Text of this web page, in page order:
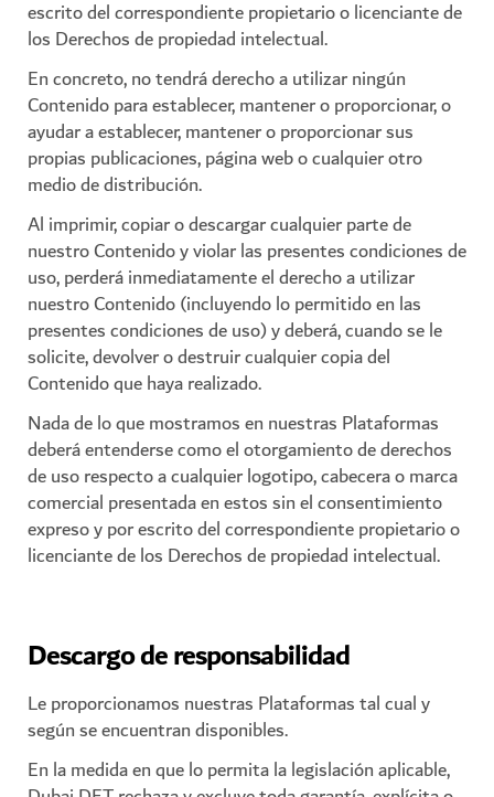
escrito del correspondiente propietario o licenciante de
los Derechos de propiedad intelectual.
En concreto, no tendrá derecho a utilizar ningún
Contenido para establecer, mantener o proporcionar, o
ayudar a establecer, mantener o proporcionar sus
propias publicaciones, página web o cualquier otro
medio de distribución.
Al imprimir, copiar o descargar cualquier parte de
nuestro Contenido y violar las presentes condiciones de
uso, perderá inmediatamente el derecho a utilizar
nuestro Contenido (incluyendo lo permitido en las
presentes condiciones de uso) y deberá, cuando se le
solicite, devolver o destruir cualquier copia del
Contenido que haya realizado.
Nada de lo que mostramos en nuestras Plataformas
deberá entenderse como el otorgamiento de derechos
de uso respecto a cualquier logotipo, cabecera o marca
comercial presentada en estos sin el consentimiento
expreso y por escrito del correspondiente propietario o
licenciante de los Derechos de propiedad intelectual.
Descargo de responsabilidad
Le proporcionamos nuestras Plataformas tal cual y
según se encuentran disponibles.
En la medida en que lo permita la legislación aplicable,